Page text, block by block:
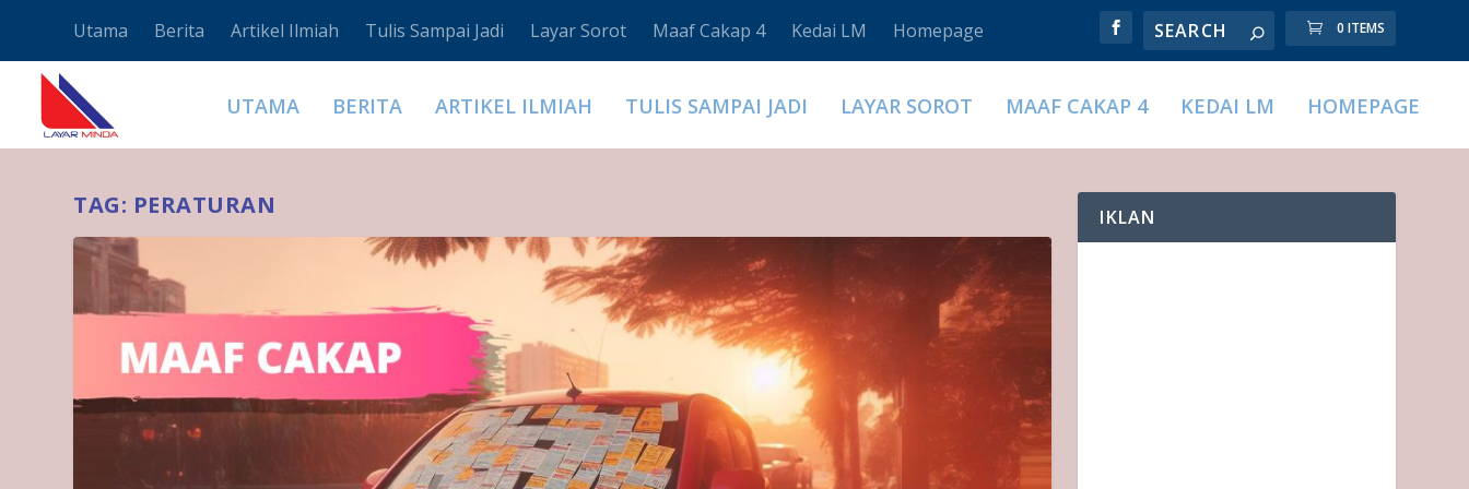
Utama Berita Artikel Ilmiah Tulis Sampai Jadi Layar Sorot Maaf Cakap 4 Kedai LM Homepage 0 ITEMS
UTAMA BERITA ARTIKEL ILMIAH TULIS SAMPAI JADI LAYAR SOROT MAAF CAKAP 4 KEDAI LM HOMEPAGE
TAG: PERATURAN IKLAN